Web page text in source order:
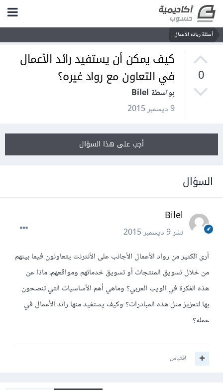
أسئلة ريادة الأعمال
0
كيف يمكن أن يستفيد رائد الأعمال
في التعاون مع رواد غيره؟
بواسطة Bilel
9 ديسمبر 2015
أجب على هذا السؤال
السؤال
Bilel
نشر9 ديسمبر 2015
أرى الكثير من رواد الأعمال الأجانب على الأنترنت يتعاونون فيما بينهم
من خلال تسويق المنتجات أو تسويق خدماتهم ومواقعهم، ماذا عن
هذه الفكرة في الويب العربي؟ وماهي أهم الأساسيات التي تنصحون
بها لتعزيز مثل هذه المبادرات؟ وكيف يستفيد منها رائد الأعمال في
عمله؟
اقتباس